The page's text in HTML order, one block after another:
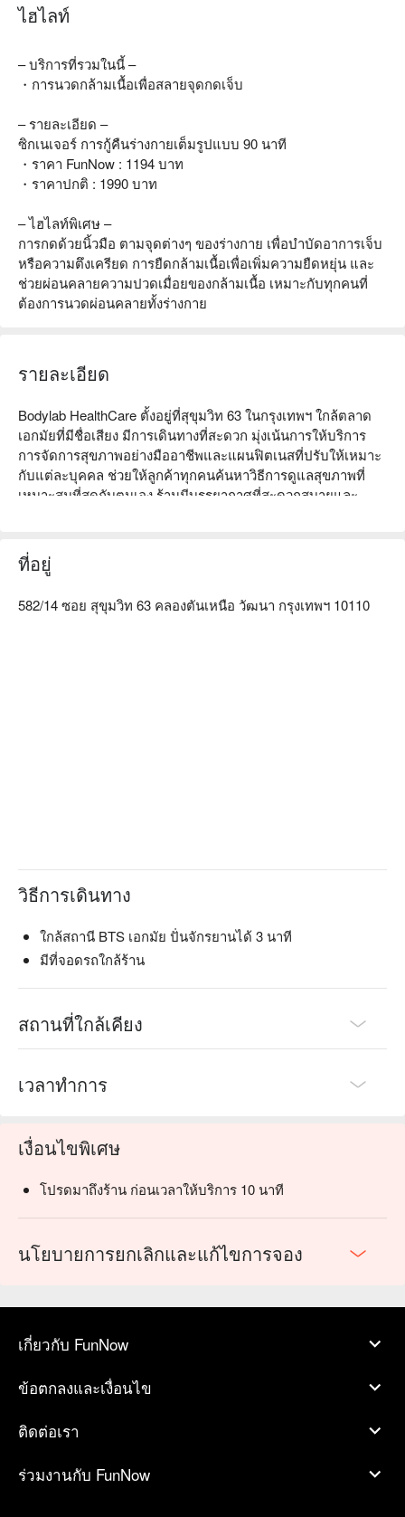
ไฮไลท์
– บริการที่รวมในนี้ –
・การนวดกล้ามเนื้อเพื่อสลายจุดกดเจ็บ
– รายละเอียด –
ซิกเนเจอร์ การกู้คืนร่างกายเต็มรูปแบบ 90 นาที
・ราคา FunNow : 1194 บาท
・ราคาปกติ : 1990 บาท
– ไฮไลท์พิเศษ –
การกดด้วยนิ้วมือ ตามจุดต่างๆ ของร่างกาย เพื่อบำบัดอาการเจ็บ
หรือความตึงเครียด การยืดกล้ามเนื้อเพื่อเพิ่มความยืดหยุ่น และ
ช่วยผ่อนคลายความปวดเมื่อยของกล้ามเนื้อ เหมาะกับทุกคนที่
ต้องการนวดผ่อนคลายทั้งร่างกาย
รายละเอียด
Bodylab HealthCare ตั้งอยู่ที่สุขุมวิท 63 ในกรุงเทพฯ ใกล้ตลาด
เอกมัยที่มีชื่อเสียง มีการเดินทางที่สะดวก มุ่งเน้นการให้บริการ
การจัดการสุขภาพอย่างมืออาชีพและแผนฟิตเนสที่ปรับให้เหมาะ
กับแต่ละบุคคล ช่วยให้ลูกค้าทุกคนค้นหาวิธีการดูแลสุขภาพที่
เหมาะสมที่สุดกับตนเอง ร้านมีบรรยากาศที่สะดวกสบายและ
ต้องการใช้ชีวิตอย่างมีสุขภาพดี ไม่ว่าคุณต้องการลดน้ำหนัก เพิ่ม
กล้ามเนื้อ หรือปรับปรุงสุขภาพโดยรวม Bodylab HealthCare
เพื่อรับส่วนลดทันที!
ที่อยู่
582/14 ซอย สุขุมวิท 63 คลองตันเหนือ วัฒนา กรุงเทพฯ 10110
วิธีการเดินทาง
ใกล้สถานี BTS เอกมัย ปั่นจักรยานได้ 3 นาที
มีที่จอดรถใกล้ร้าน
สถานที่ใกล้เคียง
เวลาทำการ
เงื่อนไขพิเศษ
โปรดมาถึงร้าน ก่อนเวลาให้บริการ 10 นาที
นโยบายการยกเลิกและแก้ไขการจอง
เกี่ยวกับ FunNow
ข้อตกลงและเงื่อนไข
ติดต่อเรา
ร่วมงานกับ FunNow